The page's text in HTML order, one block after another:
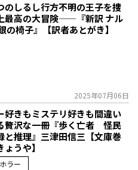
しるし――行方不明の王子を捜
高の大冒険——『新訳 ナル
の椅子』【訳者あとがき】
2025年07月06日
好きもミステリ好きも間違い
贅沢な一冊――『歩く亡者 怪民
と推理』三津田信三【文庫巻
うや】
ホラー